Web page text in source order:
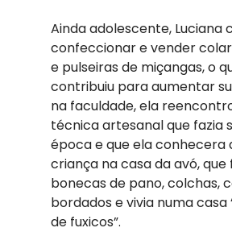
Ainda adolescente, Luciana
confeccionar e vender
e pulseiras de miçangas, o
contribuiu para aumentar
na faculdade, ela
técnica artesanal que fazia
época e que ela conhecera
criança na casa da avó, que
bonecas de pano, colchas,
bordados e vivia numa casa
de fuxicos”.